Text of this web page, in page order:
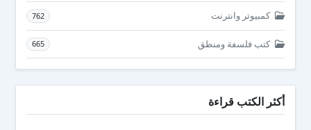
كمبيوتر وانترنت 762
كتب فلسفة ومنطق 665
أكثر الكتب قراءة